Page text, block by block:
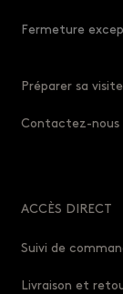
Fermeture
Préparer sa visite
Contactez-nous
ACCÈS DIRECT
Suivi de
Livraison et